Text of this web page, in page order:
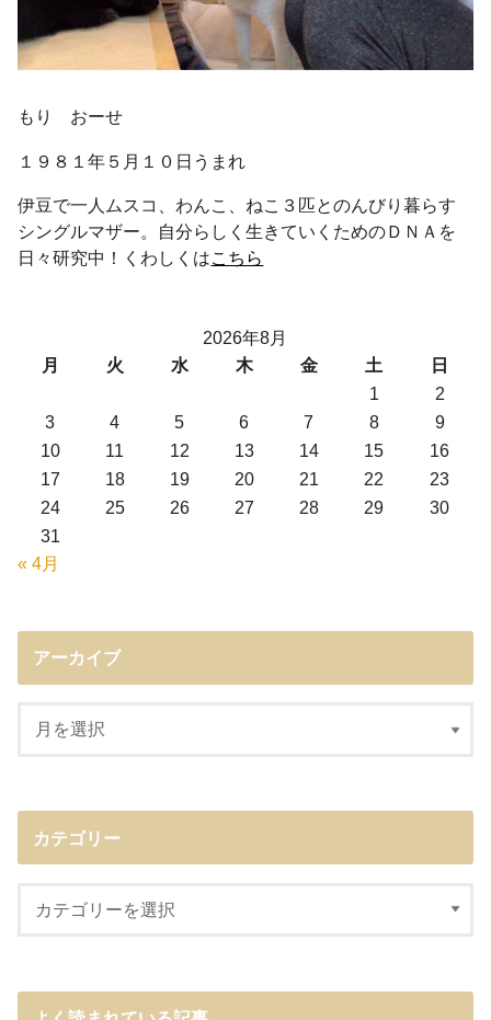
もり おーせ
１９８１年５月１０日うまれ
伊豆で一人ムスコ、わんこ、ねこ３匹とのんびり暮らす
シングルマザー。自分らしく生きていくためのＤＮＡを
日々研究中！くわしくはこちら
2026年8月
月
火 水 木 金 土
日
1
2
3
4 5 6 7 8
9
10
11 12 13 14 15
16
17
18 19 20 21 22
23
24
25 26 27 28 29
30
31
« 4月
アーカイブ
カテゴリー